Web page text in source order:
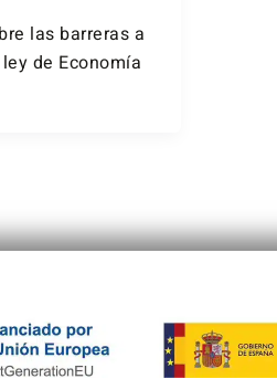
las barreras a
de Economía